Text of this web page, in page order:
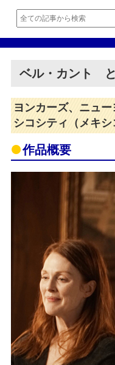
ベル・カント
ヨンカーズ、ニュ
シコシティ（メキシ
作品概要